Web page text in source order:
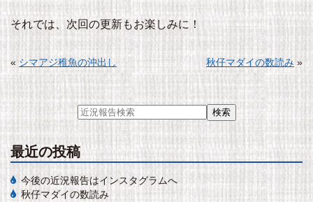
それでは、次回の更新もお楽しみに！
« シマアジ稚魚の沖出し 秋仔マダイの数読み »
最近の投稿
今後の近況報告はインスタグラムへ
秋仔マダイの数読み